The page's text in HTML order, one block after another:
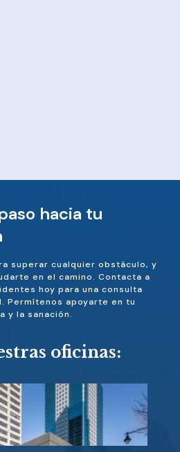
hacia tu
superar cualquier obstáculo, y
en el camino. Contacta a
hoy para una consulta
Permítenos apoyarte en tu
y la sanación.
oficinas: